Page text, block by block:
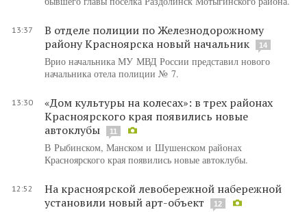
13:37
В отделе полиции по Железнодорожному
району Красноярска новый начальник
14
Врио начальника МУ МВД России представил нового
начальника отела полиции № 7.
13:30
«Дом культуры на колесах»: в трех районах
Красноярского края появились новые
автоклубы
11
В Рыбинском, Манском и Шушенском районах
Красноярского края появились новые автоклубы.
12:52
На красноярской левобережной набережной
установили новый арт-объект
12